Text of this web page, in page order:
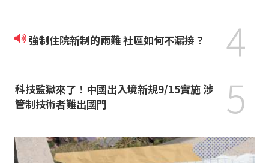
強制住院新制的兩難 社區如何不漏接？ 4
科技監獄來了！中國出入境新規9/15實施 涉
管制技術者難出國門
5